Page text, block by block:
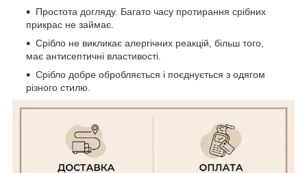
Простота догляду. Багато часу протирання срібних
прикрас не займає.
Срібло не викликає алергічних реакцій, більш того,
має антисептичні властивості.
Срібло добре обробляється і поєднується з одягом
різного стилю.